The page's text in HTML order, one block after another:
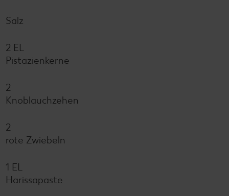
Salz
2 EL
Pistazienkerne
2
Knoblauchzehen
2
rote Zwiebeln
1 EL
Harissapaste